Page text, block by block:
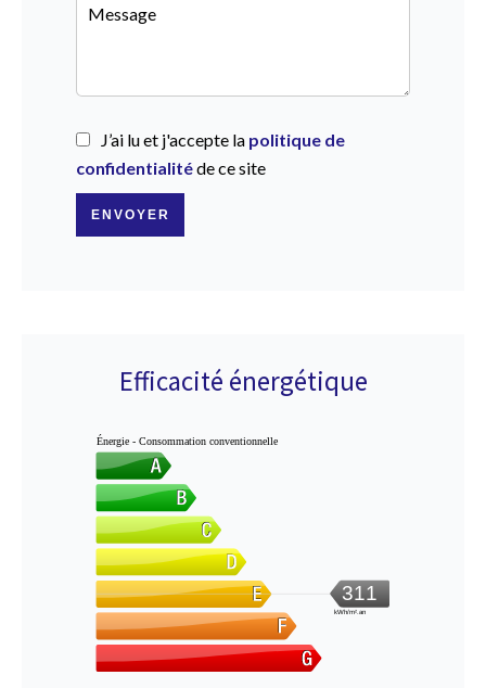
J’ai lu et j'accepte la politique de
confidentialitéde ce site
ENVOYER
Efficacité énergétique
Énergie - Consommation conventionnelle
311
kWh/m².an